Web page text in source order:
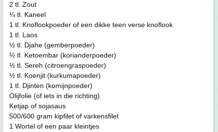
2 tl. Zout
¼ tl. Kaneel
1 tl. Knoflookpoeder of een dikke teen verse knoflook
1 tl. Laos
½ tl. Djahe (gemberpoeder)
½ tl. Ketoembar (korianderpoeder)
½ tl. Sereh (citroengraspoeder)
½ tl. Koenjit (kurkumapoeder)
1 tl. Djinten (komijnpoeder)
Olijfolie (of iets in die richting)
Ketjap of sojasaus
500/600 gram kipfilet of varkensfilet
1 Wortel of een paar kleintjes